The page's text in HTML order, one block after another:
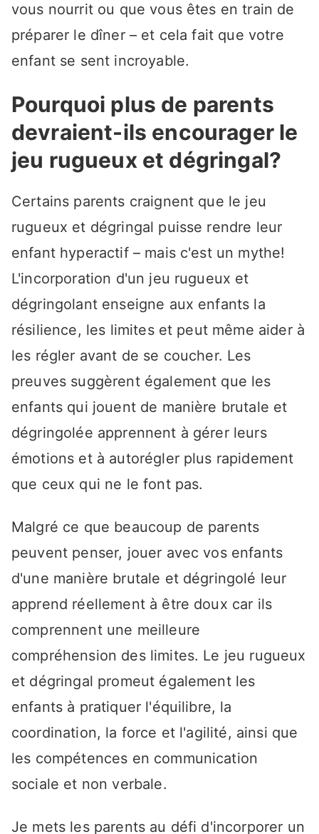
vous nourrit ou que vous êtes en train de
préparer le dîner – et cela fait que votre
enfant se sent incroyable.
Pourquoi plus de parents
devraient-ils encourager le
jeu rugueux et dégringal?
Certains parents craignent que le jeu
rugueux et dégringal puisse rendre leur
enfant hyperactif – mais c'est un mythe!
L'incorporation d'un jeu rugueux et
dégringolant enseigne aux enfants la
résilience, les limites et peut même aider à
les régler avant de se coucher. Les
preuves suggèrent également que les
enfants qui jouent de manière brutale et
dégringolée apprennent à gérer leurs
émotions et à autorégler plus rapidement
que ceux qui ne le font pas.
Malgré ce que beaucoup de parents
peuvent penser, jouer avec vos enfants
d'une manière brutale et dégringolé leur
apprend réellement à être doux car ils
comprennent une meilleure
compréhension des limites. Le jeu rugueux
et dégringal promeut également les
enfants à pratiquer l'équilibre, la
coordination, la force et l'agilité, ainsi que
les compétences en communication
sociale et non verbale.
Je mets les parents au défi d'incorporer un